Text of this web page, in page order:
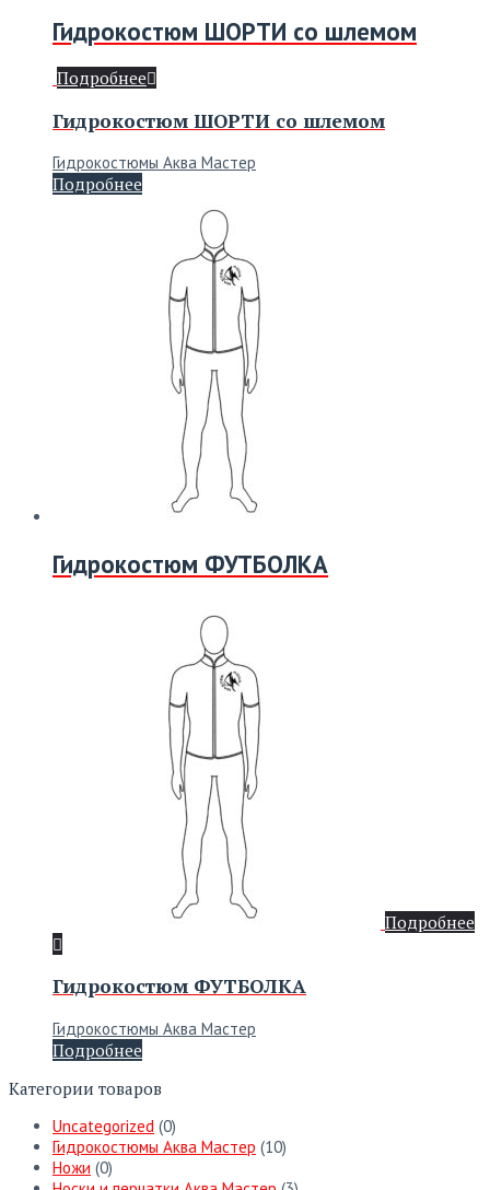
Гидрокостюм ШОРТИ со шлемом
Подробнее
Гидрокостюм ШОРТИ со шлемом
Гидрокостюмы Аква Мастер
Подробнее
Гидрокостюм ФУТБОЛКА
Подробнее
Гидрокостюм ФУТБОЛКА
Гидрокостюмы Аква Мастер
Подробнее
Категории товаров
Uncategorized (0)
Гидрокостюмы Аква Мастер (10)
Ножи (0)